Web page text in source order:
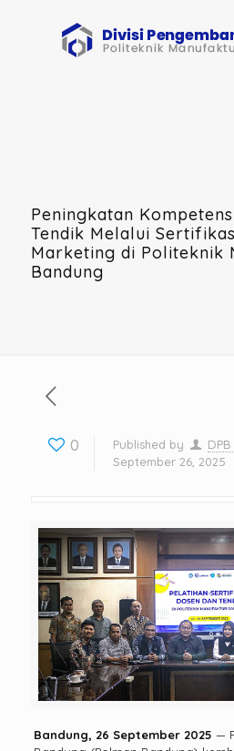
Peningkatan
Tendik Melalui
Marketing di Politeknik
Bandung
0 Published by
September 26, 2025
Bandung, 26 September 2025 —